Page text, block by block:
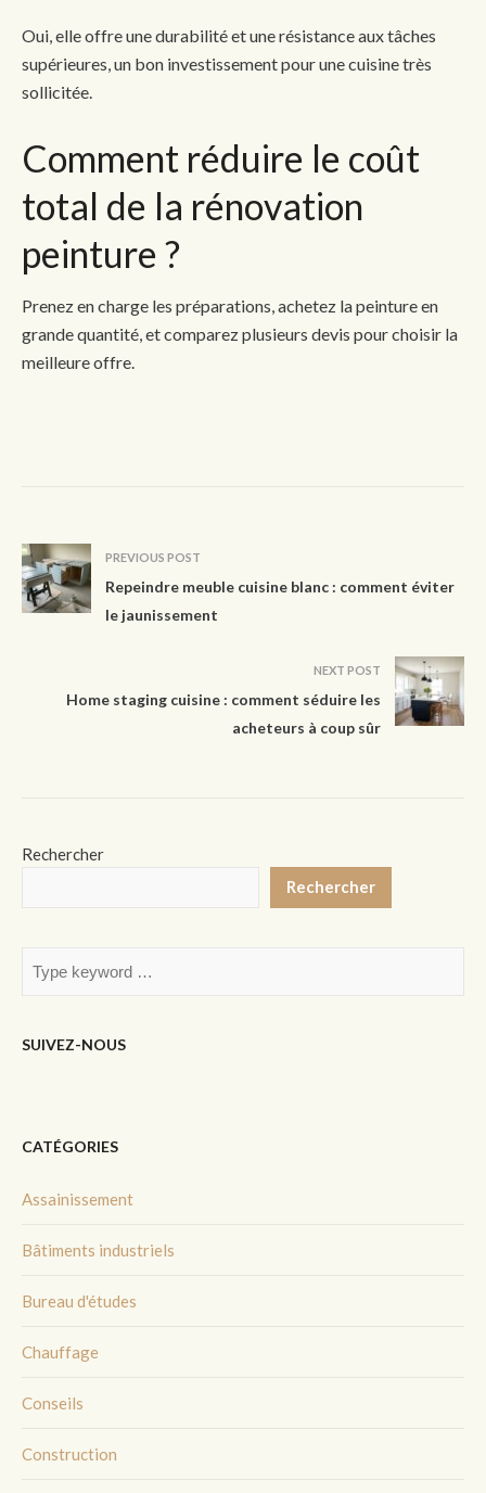
Oui, elle offre une durabilité et une résistance aux tâches
supérieures, un bon investissement pour une cuisine très
sollicitée.
Comment réduire le coût
total de la rénovation
peinture ?
Prenez en charge les préparations, achetez la peinture en
grande quantité, et comparez plusieurs devis pour choisir la
meilleure offre.
PREVIOUS POST
Repeindre meuble cuisine blanc : comment éviter
le jaunissement
NEXT POST
Home staging cuisine : comment séduire les
acheteurs à coup sûr
Rechercher
Rechercher
SUIVEZ-NOUS
CATÉGORIES
Assainissement
Bâtiments industriels
Bureau d'études
Chauffage
Conseils
Construction